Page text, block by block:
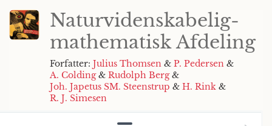
Naturvidenskabelig-
mathematisk Afdeling
Forfatter: Julius Thomsen & P. Pedersen &
A. Colding& Rudolph Berg&
Joh. Japetus SM. Steenstrup & H. Rink &
R. J. Simesen